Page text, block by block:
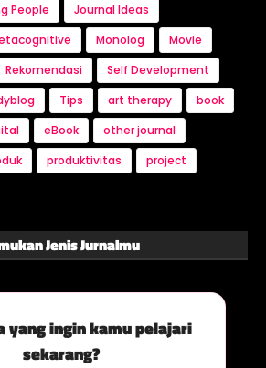
People
Journal Ideas
Monolog
Movie
Rekomendasi
Self Development
Tips art therapy
book
eBook
other journal
produktivitas
project
Jenis Jurnalmu
yang ingin kamu pelajari
sekarang?